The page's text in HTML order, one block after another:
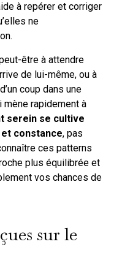
à repérer et corriger
ne
être à attendre
de lui-même, ou à
coup dans une
mène rapidement à
serein se cultive
constance, pas
ces patterns
plus équilibrée et
vos chances de
sur le